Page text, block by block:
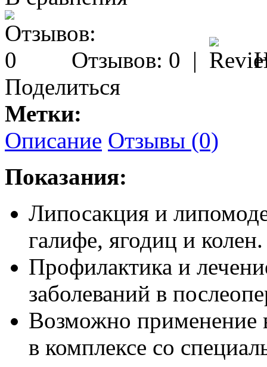
Отзывов: 0 |
Поделиться
Метки:
Описание Отзывы (0)
Показания:
Липосакция и
галифе, ягодиц и колен.
Профилактика и
заболеваний в
Возможно применение
в комплексе со